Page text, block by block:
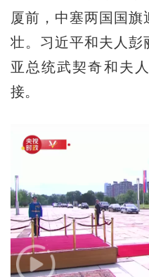
厦前，中塞两国国
壮。习近平和夫人彭
亚总统武契奇和夫
接。